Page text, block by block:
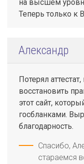
на высшем
Теперь только к
Александр
Потерял
восстановить
этот сайт,
госбланками.
благодарность.
Спасибо,
стараемся